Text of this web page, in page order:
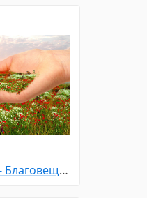
Праздники - Благовещение Пресвятой Богородицы